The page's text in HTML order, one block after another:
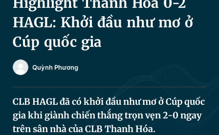
Sản phẩm khác
Tiện ích
HAGL: Khởi đầu như mơ ở
Cúp quốc gia
Quỳnh Phương
CLB HAGL đã có khởi đầu như mơ ở Cúp quốc
gia khi giành chiến thắng trọn vẹn 2-0 ngay
trên sân nhà của CLB Thanh Hóa.